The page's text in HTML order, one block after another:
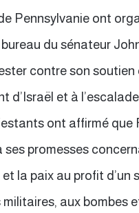
Pennsylvanie ont
du sénateur
contre son soutien
d’Israël et à
ont affirmé que
ses promesses
et la paix au profit d’un
militaires, aux bombes